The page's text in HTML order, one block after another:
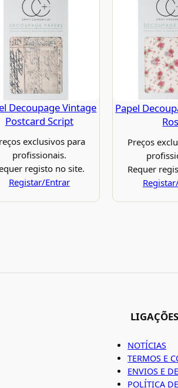
Decoupage Vintage
Postcard Script
exclusivos para
profissionais.
registo no site.
Registar/Entrar
Papel
Preços
Requer
NOTÍCIAS
TERMOS E
ENVIOS E
POLÍTICA